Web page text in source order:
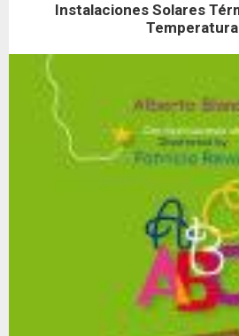
Instalaciones Solares
Temperatura